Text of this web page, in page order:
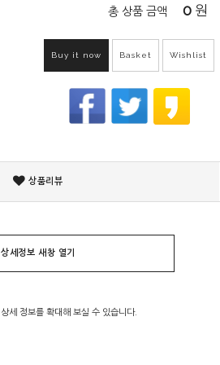
총 상품 금액 0 원
Buy it now Basket Wishlist
상품리뷰
상세정보 새창 열기
상세 정보를 확대해 보실 수 있습니다.